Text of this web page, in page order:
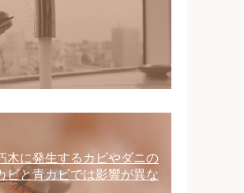
木に発生するカビやダニの
ビと青カビでは影響が異な